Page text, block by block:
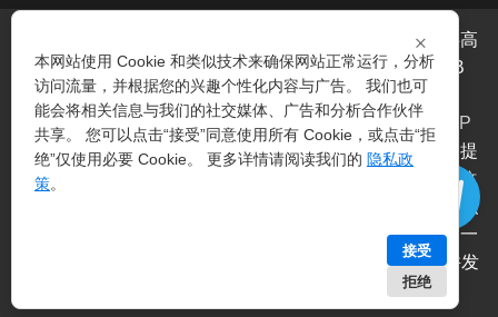
代理服务提供商，我们提供高
品质、永不过期的动态代理IP池流量包，价格最低2元/GB
起。我们的IP资源包括超过3.5亿的动态住宅IP和机房IP，
覆盖全球200多个国家。支持HTTP代理IP 和 Socks5代理IP
协议，IP可用率超过99%。购买我们的服务即可享受穿云提
供的
指纹
、爬虫抓取、电商系统、网络测试、SEO等。穿云
动态机房IP服务，一
次购买即可获得无限时效、不限平台、不限带宽、不限并发
×
本网站使用 Cookie 和类似技术来确保网站正常运行，分析
访问流量，并根据您的兴趣个性化内容与广告。 我们也可
能会将相关信息与我们的社交媒体、广告和分析合作伙伴
共享。 您可以点击“接受”同意使用所有 Cookie，或点击“拒
绝”仅使用必要 Cookie。 更多详情请阅读我们的 隐私政
策。
接受
拒绝